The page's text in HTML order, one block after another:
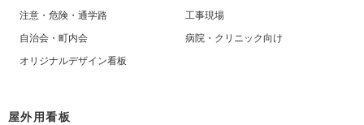
注意・危険・通学路
工事現場
自治会・町内会
病院・クリニック向け
オリジナルデザイン看板
屋外用看板